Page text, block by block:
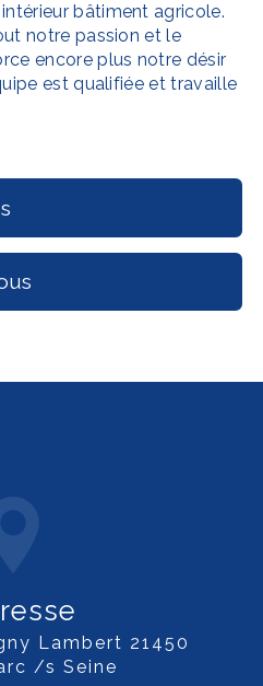
bâtiment agricole.
notre passion et le
encore plus notre désir
est qualifiée et travaille
/s Seine